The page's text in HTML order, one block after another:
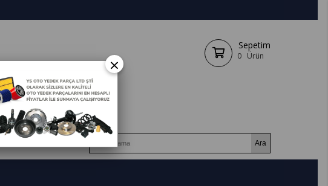
Sepetim
0 Ürün
×